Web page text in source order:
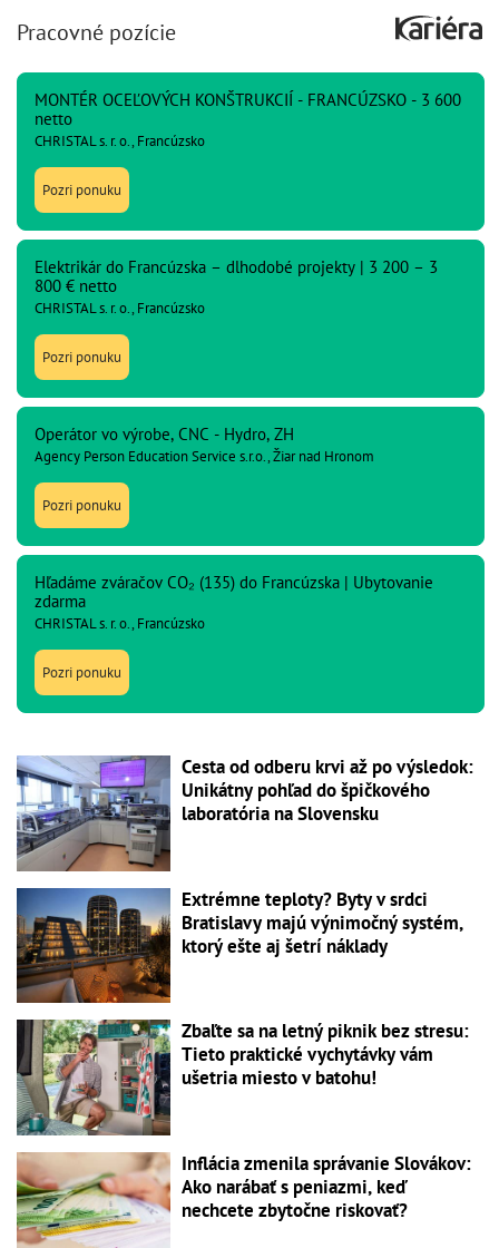
Pracovné pozície
MONTÉR OCEĽOVÝCH KONŠTRUKCIÍ - FRANCÚZSKO - 3 600
netto
CHRISTAL s. r. o., Francúzsko
Pozri ponuku
Elektrikár do Francúzska – dlhodobé projekty | 3 200 – 3
800 € netto
CHRISTAL s. r. o., Francúzsko
Pozri ponuku
Operátor vo výrobe, CNC - Hydro, ZH
Agency Person Education Service s.r.o., Žiar nad Hronom
Pozri ponuku
Hľadáme zváračov CO₂ (135) do Francúzska | Ubytovanie
zdarma
CHRISTAL s. r. o., Francúzsko
Pozri ponuku
Cesta od odberu krvi až po výsledok:
Unikátny pohľad do špičkového
laboratória na Slovensku
Extrémne teploty? Byty v srdci
Bratislavy majú výnimočný systém,
ktorý ešte aj šetrí náklady
Zbaľte sa na letný piknik bez stresu:
Tieto praktické vychytávky vám
ušetria miesto v batohu!
Inflácia zmenila správanie Slovákov:
Ako narábať s peniazmi, keď
nechcete zbytočne riskovať?